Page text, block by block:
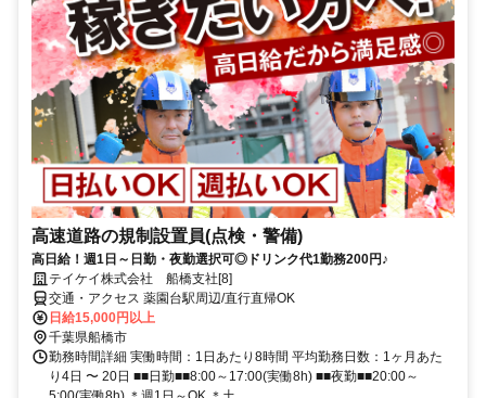
高速道路の規制設置員(点検・警備)
高日給！週1日～日勤・夜勤選択可◎ドリンク代1勤務200円♪
テイケイ株式会社 船橋支社[8]
交通・アクセス 薬園台駅周辺/直行直帰OK
日給15,000円以上
千葉県船橋市
勤務時間詳細 実働時間：1日あたり8時間 平均勤務日数：1ヶ月あた
り4日 〜 20日 ■■日勤■■8:00～17:00(実働8h) ■■夜勤■■20:00～